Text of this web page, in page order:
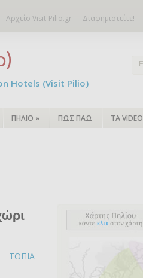
Αρχείο Visit-Pilio.gr Διαφημιστείτε!
Hotels (Visit Pilio)
ΠΗΛΙΟ » ΠΩΣ ΠΑΩ ΤΑ VIDEO
ΤΟΠΙΑ